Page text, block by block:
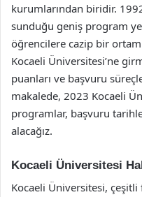
kurumlarından biridir.
sunduğu geniş program
öğrencilere cazip bir ortam
Kocaeli Üniversitesi’ne
puanları ve başvuru
makalede, 2023 Kocaeli
programlar, başvuru
alacağız.
Kocaeli Üniversitesi
Kocaeli Üniversitesi,